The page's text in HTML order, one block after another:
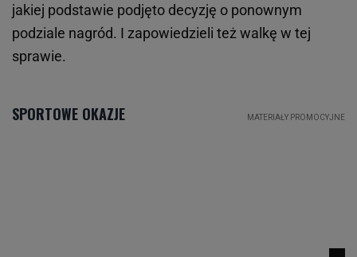
jakiej podstawie podjęto decyzję o ponownym
podziale nagród. I zapowiedzieli też walkę w tej
sprawie.